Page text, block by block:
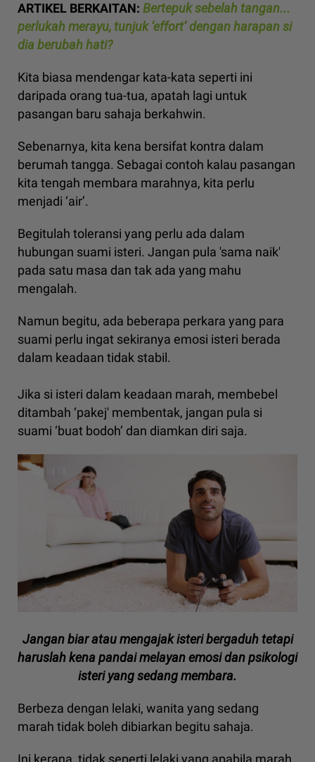
ARTIKEL BERKAITAN: Bertepuk sebelah tangan...
perlukah merayu, tunjuk ‘effort‘ dengan harapan si
dia berubah hati?
Kita biasa mendengar kata-kata seperti ini
daripada orang tua-tua, apatah lagi untuk
pasangan baru sahaja berkahwin.
Sebenarnya, kita kena bersifat kontra dalam
berumah tangga. Sebagai contoh kalau pasangan
kita tengah membara marahnya, kita perlu
menjadi ‘air’.
Begitulah toleransi yang perlu ada dalam
hubungan suami isteri. Jangan pula 'sama naik'
pada satu masa dan tak ada yang mahu
mengalah.
Namun begitu, ada beberapa perkara yang para
suami perlu ingat sekiranya emosi isteri berada
dalam keadaan tidak stabil.
Jika si isteri dalam keadaan marah, membebel
ditambah ‘pakej' membentak, jangan pula si
suami ‘buat bodoh’ dan diamkan diri saja.
Jangan biar atau mengajak isteri bergaduh tetapi
haruslah kena pandai melayan emosi dan psikologi
isteri yang sedang membara.
Berbeza dengan lelaki, wanita yang sedang
marah tidak boleh dibiarkan begitu sahaja.